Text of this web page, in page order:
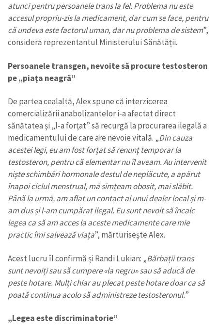
atunci pentru persoanele trans la fel. Problema nu este
accesul propriu-zis la medicament, dar cum se face, pentru
că undeva este factorul uman, dar nu problema de sistem”,
consideră reprezentantul Ministerului Sănătății.
Persoanele transgen, nevoite să procure testosteron
pe „piața neagră”
De partea cealaltă, Alex spune că interzicerea
comercializării anabolizantelor i-a afectat direct
sănătatea și „l-a forțat” să recurgă la procurarea ilegală a
medicamentului de care are nevoie vitală. „Din cauza
acestei legi, eu am fost forțat să renunț temporar la
testosteron, pentru că elementar nu îl aveam. Au intervenit
niște schimbări hormonale destul de neplăcute, a apărut
înapoi ciclul menstrual, mă simțeam obosit, mai slăbit.
Până la urmă, am aflat un contact al unui dealer local și m-
am dus și l-am cumpărat ilegal. Eu sunt nevoit să încalc
legea ca să am acces la aceste medicamente care mie
practic îmi salvează viața”, mărturisește Alex.
Acest lucru îl confirmă și Randi Lukian: „Bărbații trans
sunt nevoiți sau să cumpere«la negru»sau să aducă de
peste hotare. Mulți chiar au plecat peste hotare doar ca să
poată continua acolo să administreze testosteronul.”
„Legea este discriminatorie”
ȘTIREA MEA
Titlu știre
+ Adaugă titlu
+ Link media
Mesajul știrei